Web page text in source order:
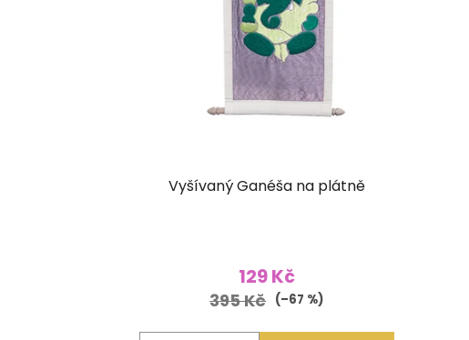
Vyšívaný Ganéša na plátně
129 Kč
395 Kč (–67 %)